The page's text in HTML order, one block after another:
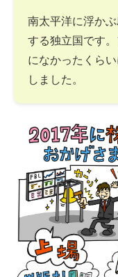
南太平洋に浮か
する独立国です
になかったくら
しました。